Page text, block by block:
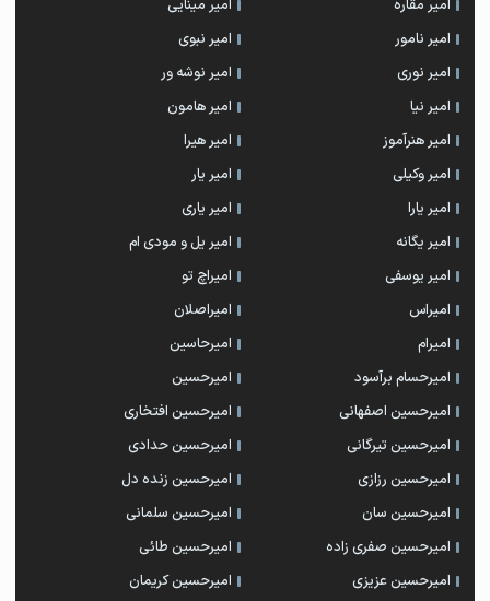
امیر مقاره
امیر مینایی
امیر نامور
امیر نبوی
امیر نوری
امیر نوشه ور
امیر نیا
امیر هامون
امیر هنرآموز
امیر هیرا
امیر وکیلی
امیر یار
امیر یارا
امیر یاری
امیر یگانه
امیر یل و مودی ام
امیر یوسفی
امیراچ تو
امیراس
امیراصلان
امیرام
امیرحاسین
امیرحسام برآسود
امیرحسین
امیرحسین اصفهانی
امیرحسین افتخاری
امیرحسین تیرگانی
امیرحسین حدادی
امیرحسین رزازی
امیرحسین زنده دل
امیرحسین سان
امیرحسین سلمانی
امیرحسین صفری زاده
امیرحسین طائی
امیرحسین عزیزی
امیرحسین کریمان